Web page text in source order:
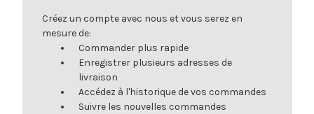
Créez un compte avec nous et vous serez en
mesure de:
Commander plus rapide
Enregistrer plusieurs adresses de
livraison
Accédez à l'historique de vos commandes
Suivre les nouvelles commandes